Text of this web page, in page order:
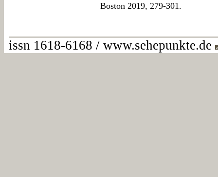
Boston 2019, 279-301.
issn 1618-6168 / www.sehepunkte.de